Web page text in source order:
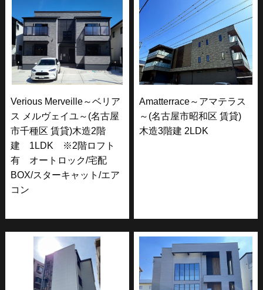
Verious Merveille～ベリア
ス メルヴェイユ～(名古屋
市千種区 賃貸)木造2階
建 1LDK ※2階ロフト
有 オートロック/宅配
BOX/スターキャット/エア
コン
Amatterrace～アマテラス
～(名古屋市昭和区 賃貸)
木造3階建 2LDK